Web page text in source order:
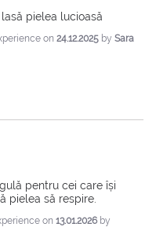
pielea lucioasă
on 24.12.2025 by Sara
pentru cei care își
pielea să respire.
on 13.01.2026 by